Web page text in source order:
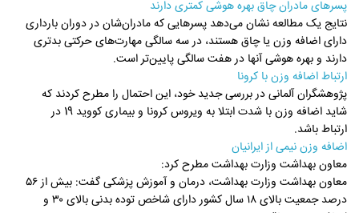
پسرهای مادران چاق بهره هوشی کمتری دارند
نتایج یک مطالعه نشان می‌دهد پسرهایی که مادران‌شان در دوران بارداری
دارای اضافه وزن یا چاق هستند، در سه سالگی مهارت‌های حرکتی بدتری
دارند و بهره هوشی آنها در هفت سالگی پایین‌تر است.
ارتباط اضافه وزن با کرونا
پژوهشگران آلمانی در بررسی جدید خود، این احتمال را مطرح کردند که
شاید اضافه وزن با شدت ابتلا به ویروس کرونا و بیماری کووید 19 در
ارتباط باشد.
اضافه وزن نیمی از ایرانیان
معاون بهداشت وزارت بهداشت مطرح کرد:
معاون بهداشت وزارت بهداشت، درمان و آموزش پزشکی گفت: بیش از ۵۶
درصد جمعیت بالای ۱۸ سال کشور دارای شاخص توده بدنی بالای ۳۰ و